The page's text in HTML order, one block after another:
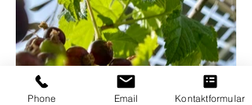
Phone Email Kontaktformular